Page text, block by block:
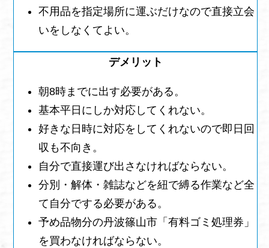
不用品を指定場所に運ぶだけなので直接立会
いをしなくてよい。
朝8時までに出す必要がある。
基本平日にしか対応してくれない。
好きな日時に対応をしてくれないので即日回
収も不向き。
自分で直接運び出さなければならない。
分別・解体・雑誌などを紐で縛る作業など全
て自分でする必要がある。
予め品物分の丹波篠山市「有料ゴミ処理券」
を買わなければならない。